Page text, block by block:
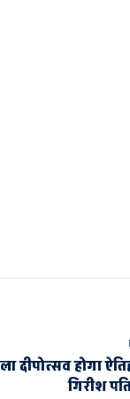
दीपोत्सव होगा
गिरीश